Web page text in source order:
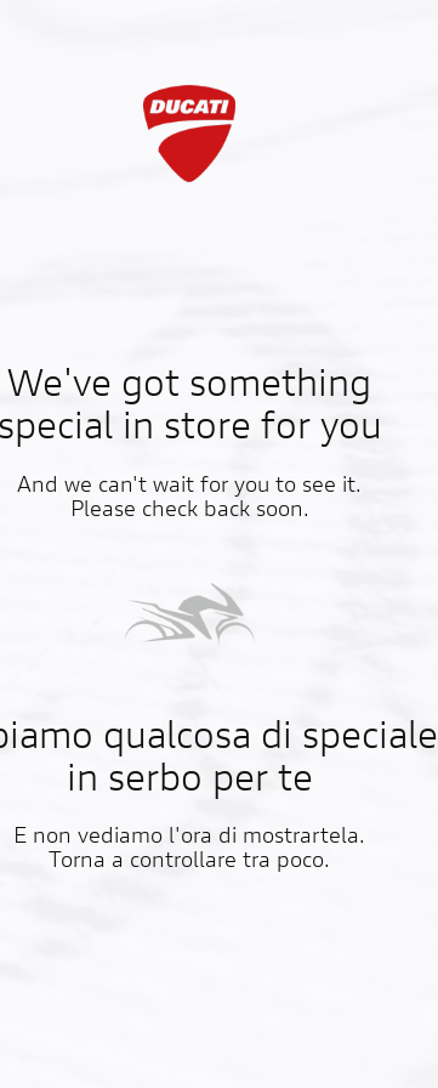
We've got something
special in store for you
And we can't wait for you to see it.
Please check back soon.
qualcosa di speciale
in serbo per te
E non vediamo l'ora di mostrartela.
Torna a controllare tra poco.